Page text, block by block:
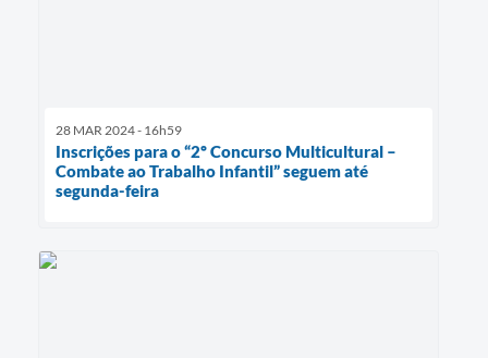
28 MAR 2024 - 16h59
Inscrições para o “2º Concurso Multicultural –
Combate ao Trabalho Infantil” seguem até
segunda-feira